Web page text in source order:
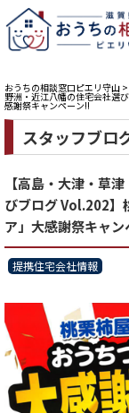
おうちの相談窓口ピエリ守山 >
野洲・近江八幡の住宅会社選
感謝祭キャンペーン!!
スタッフブロ
【高島・大津・草
びブログ Vol.202】
ア」大感謝祭キャン
提携住宅会社情報